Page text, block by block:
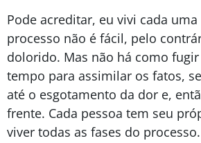
Pode acreditar, eu vivi cada uma
processo não é fácil, pelo
dolorido. Mas não há como fugir
tempo para assimilar os fatos,
até o esgotamento da dor e,
frente. Cada pessoa tem seu
viver todas as fases do processo.